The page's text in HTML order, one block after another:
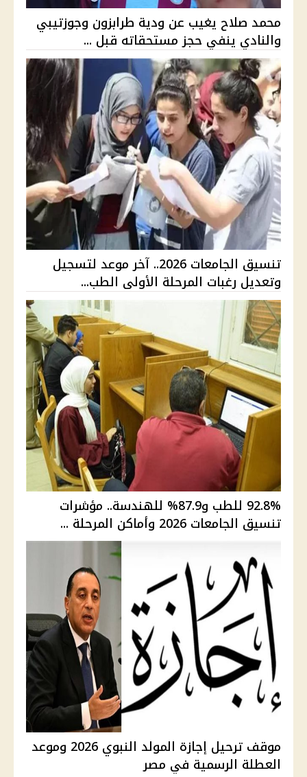
محمد صلاح يغيب عن ودية طرابزون وجوزتيبي
والنادي ينفي حجز مستحقاته قبل ...
تنسيق الجامعات 2026.. آخر موعد لتسجيل
وتعديل رغبات المرحلة الأولى الطب...
92.8% للطب و87.9% للهندسة.. مؤشرات
تنسيق الجامعات 2026 وأماكن المرحلة ...
موقف ترحيل إجازة المولد النبوي 2026 وموعد
العطلة الرسمية في مصر